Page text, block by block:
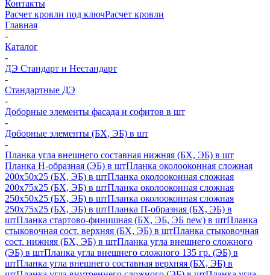
Контакты
Расчет кровли под ключРасчет кровли
Главная
-
Каталог
-
ДЭ Стандарт и Нестандарт
-
Стандартные ДЭ
-
Доборные элементы фасада и софитов в шт
-
Доборные элементы (БХ, ЭБ) в шт
-
Планка угла внешнего составная нижняя (БХ, ЭБ) в шт
Планка H-образная (ЭБ) в штПланка околооконная сложная
200х50х25 (БХ, ЭБ) в штПланка околооконная сложная
200х75х25 (БХ, ЭБ) в штПланка околооконная сложная
250х50х25 (БХ, ЭБ) в штПланка околооконная сложная
250х75х25 (БХ, ЭБ) в штПланка П-образная (БХ, ЭБ) в
штПланка стартово-финишная (БХ, ЭБ, ЭБ new) в штПланка
стыковочная сост. верхняя (БХ, ЭБ) в штПланка стыковочная
сост. нижняя (БХ, ЭБ) в штПланка угла внешнего сложного
(ЭБ) в штПланка угла внешнего сложного 135 гр. (ЭБ) в
штПланка угла внешнего составная верхняя (БХ, ЭБ) в